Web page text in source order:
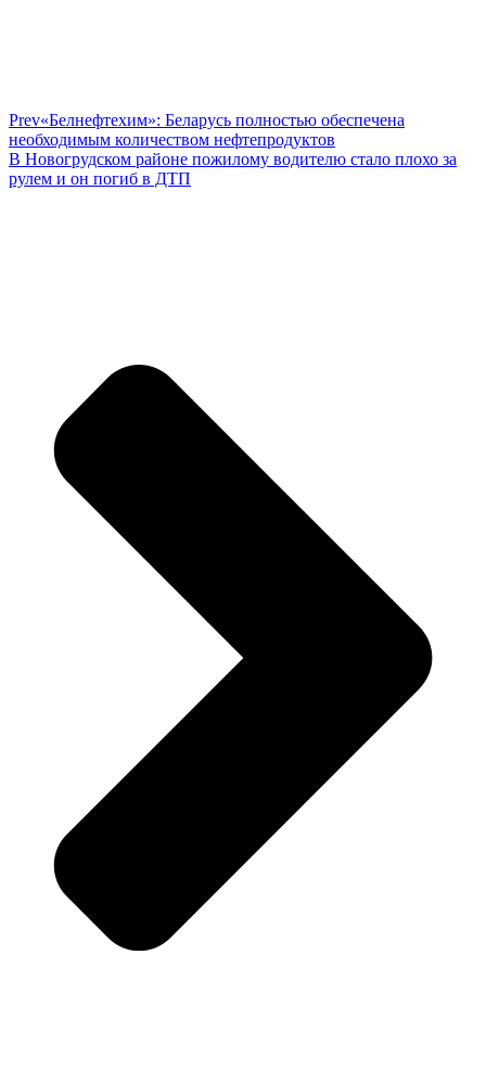
Prev«Белнефтехим»: Беларусь полностью обеспечена
необходимым количеством нефтепродуктов
В Новогрудском районе пожилому водителю стало плохо за
рулем и он погиб в ДТП